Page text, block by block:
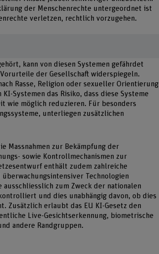
der Menschenrechte untergeordnet ist
verletzen, rechtlich vorzugehen.
kann von diesen Systemen gefährdet
der Gesellschaft widerspiegeln.
Rasse, Religion oder sexueller Orientierung
Systemen das Risiko, dass diese Systeme
wie möglich reduzieren. Für besonders
unterliegen zusätzlichen
Massnahmen zur Bekämpfung der
sowie Kontrollmechanismen zur
enthält zudem zahlreiche
Technologien
zum Zweck der nationalen
und dies unabhängig davon, ob dies
Zusätzlich erlaubt das EU KI-Gesetz den
Live-Gesichtserkennung, biometrische
andere Randgruppen.